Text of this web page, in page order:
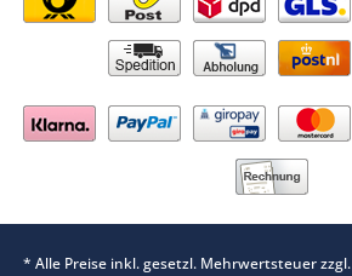
* Alle Preise inkl. gesetzl. Mehrwertsteuer zzgl.